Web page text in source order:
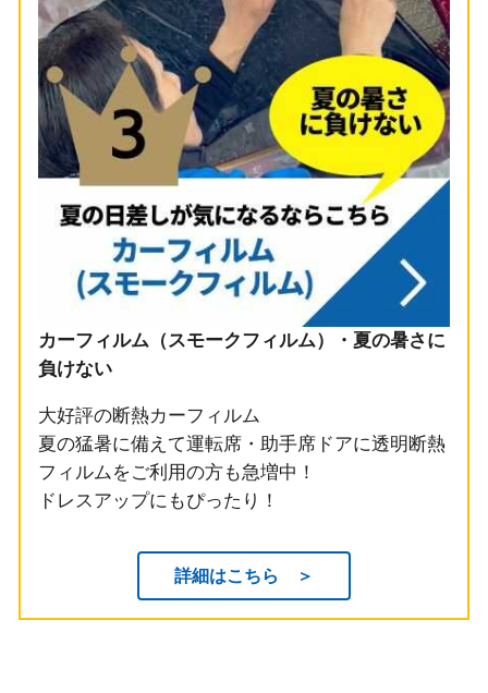
カーフィルム（スモークフィルム）・夏の暑さに
負けない
大好評の断熱カーフィルム
夏の猛暑に備えて運転席・助手席ドアに透明断熱
フィルムをご利用の方も急増中！
ドレスアップにもぴったり！
詳細はこちら ＞